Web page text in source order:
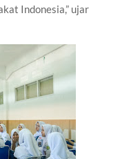
Indonesia,” ujar